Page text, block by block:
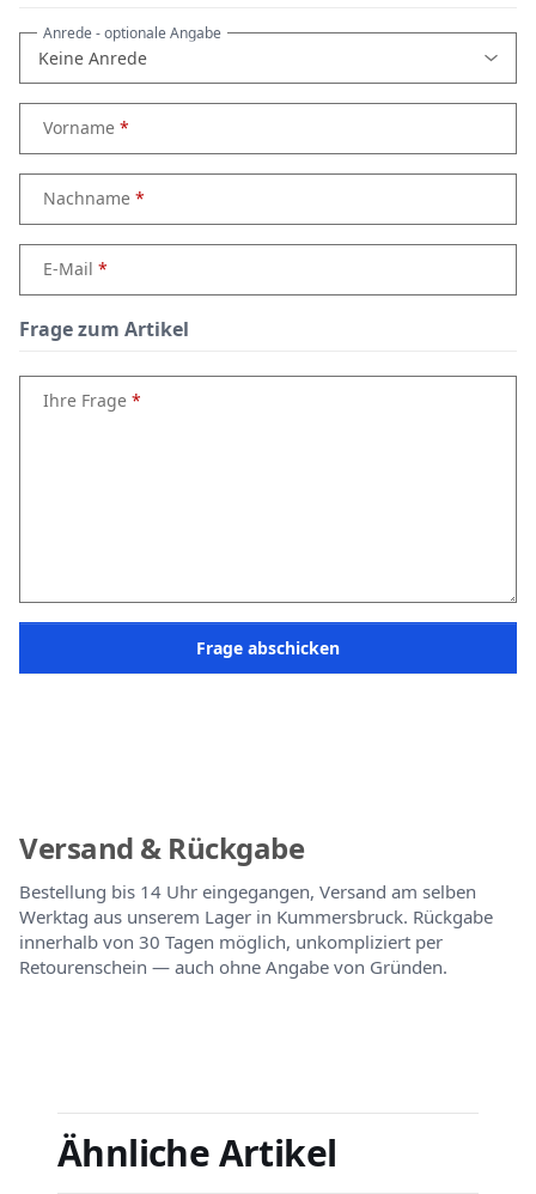
Anrede- optionale Angabe
Vorname
Nachname
E-Mail
Frage zum Artikel
Ihre Frage
Frage abschicken
Versand & Rückgabe
Bestellung bis 14 Uhr eingegangen, Versand am selben
Werktag aus unserem Lager in Kummersbruck. Rückgabe
innerhalb von 30 Tagen möglich, unkompliziert per
Retourenschein — auch ohne Angabe von Gründen.
Ähnliche Artikel